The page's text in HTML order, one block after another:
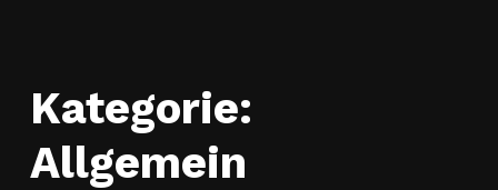
Kategorie:
Allgemein